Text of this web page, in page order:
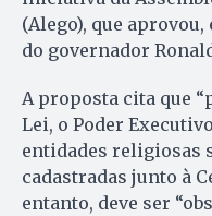
(Alego), que
do governador
A proposta cita que
Lei, o Poder
entidades religiosas
cadastradas junto à
entanto, deve ser